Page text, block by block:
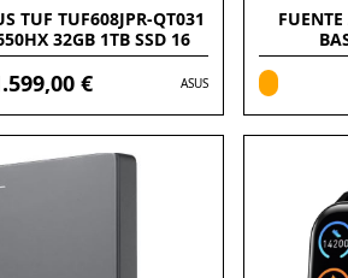
TUF TUF608JPR-QT031
32GB 1TB SSD 16
FREEDOS
€ ASUS